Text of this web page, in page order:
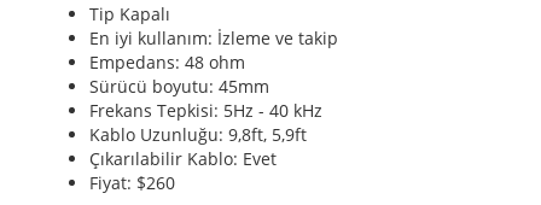
Tip Kapalı
En iyi kullanım: İzleme ve takip
Empedans: 48 ohm
Sürücü boyutu: 45mm
Frekans Tepkisi: 5Hz - 40 kHz
Kablo Uzunluğu: 9,8ft, 5,9ft
Çıkarılabilir Kablo: Evet
Fiyat: $260